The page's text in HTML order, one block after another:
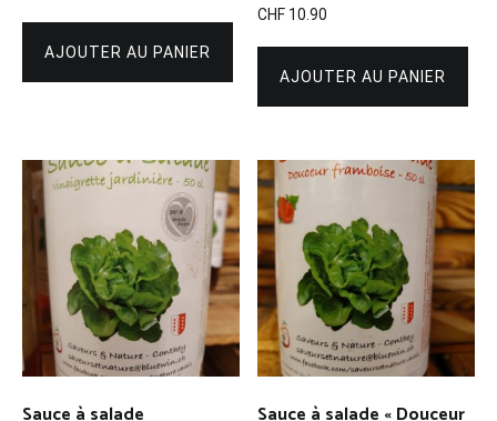
AJOUTER AU PANIER
CHF 10.90
AJOUTER AU PANIER